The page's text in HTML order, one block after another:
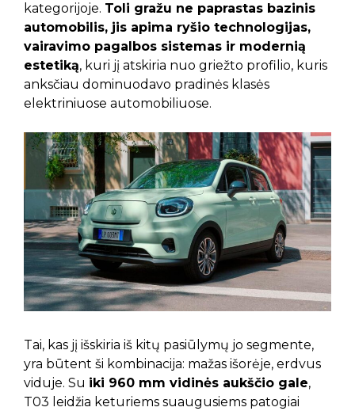
kategorijoje. Toli gražu ne paprastas bazinis
automobilis, jis apima ryšio technologijas,
vairavimo pagalbos sistemas ir modernią
estetiką, kuri jį atskiria nuo griežto profilio, kuris
anksčiau dominuodavo pradinės klasės
elektriniuose automobiliuose.
Tai, kas jį išskiria iš kitų pasiūlymų jo segmente,
yra būtent ši kombinacija: mažas išorėje, erdvus
viduje. Su iki 960 mm vidinės aukščio gale,
T03 leidžia keturiems suaugusiems patogiai